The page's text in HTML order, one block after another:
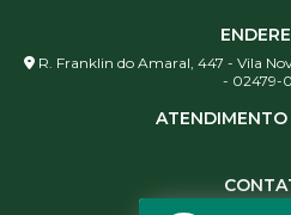
R. Franklin do Amaral, 447 - Vila
- 02479-